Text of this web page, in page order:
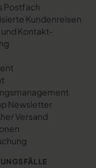
Postfach
Kundenreisen
und Kontakt­
Newsletter
Versand